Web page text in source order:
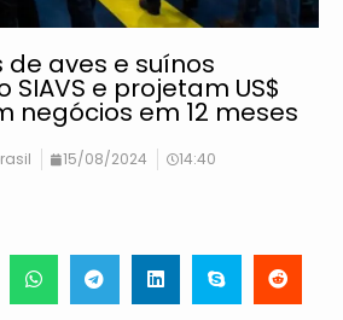
aves e suínos
e projetam US$
negócios em 12 meses
15/08/2024 14:40